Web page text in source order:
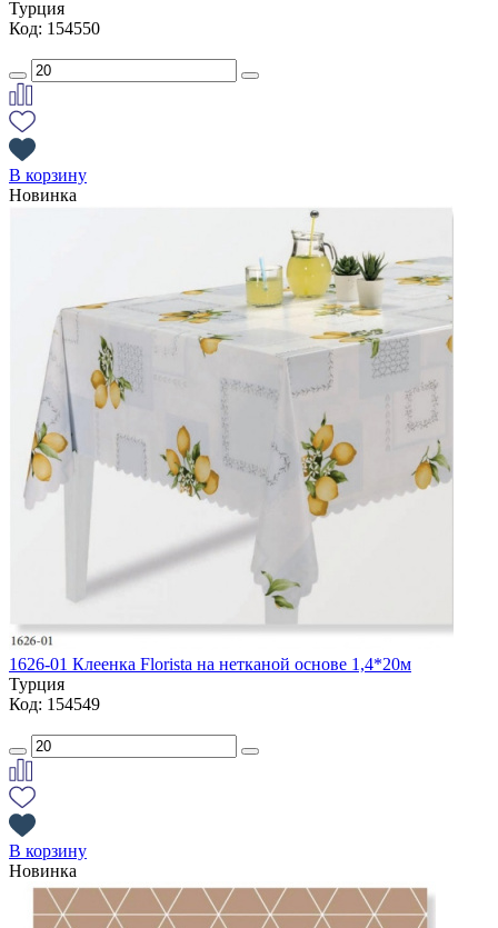
Турция
Код: 154550
В корзину
Новинка
1626-01 Клеенка Florista на нетканой основе 1,4*20м
Турция
Код: 154549
В корзину
Новинка